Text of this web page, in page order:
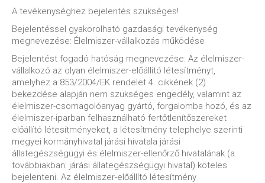
A tevékenységhez bejelentés szükséges!
Bejelentéssel gyakorolható gazdasági tevékenység
megnevezése: Élelmiszer-vállalkozás működése
Bejelentést fogadó hatóság megnevezése: Az élelmiszer-
vállalkozó az olyan élelmiszer-előállító létesítményt,
amelyhez a 853/2004/EK rendelet 4. cikkének (2)
bekezdése alapján nem szükséges engedély, valamint az
élelmiszer-csomagolóanyag gyártó, forgalomba hozó, és az
élelmiszer-iparban felhasználható fertőtlenítőszereket
előállító létesítményeket, a létesítmény telephelye szerinti
megyei kormányhivatal járási hivatala járási
állategészségügyi és élelmiszer-ellenőrző hivatalának (a
továbbiakban: járási állategészségügyi hivatal) köteles
bejelenteni. Az élelmiszer-előállító létesítmény